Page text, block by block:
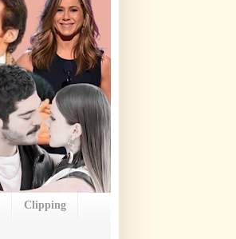
Clipping